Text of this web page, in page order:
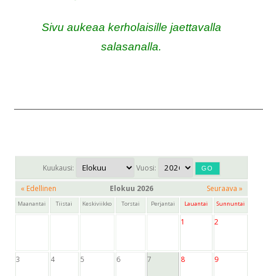
Sivu aukeaa kerholaisille jaettavalla
salasanalla.
Kuukausi: Vuosi:
« Edellinen Elokuu 2026 Seuraava »
Maanantai Tiistai Keskiviikko Torstai Perjantai Lauantai Sunnuntai
1 2
3 4 5 6 7 8 9